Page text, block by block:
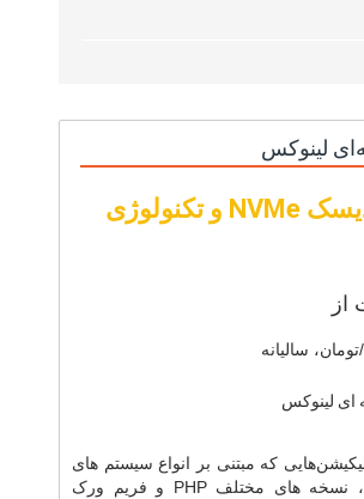
لینوکس
مجهز به دیسک NVMe و تکنولوژی
/تومان، سالیانه
که مبتنی بر انواع سیستم های
مدیریت محتوا، نسخه های مختلف PHP و فریم ورک